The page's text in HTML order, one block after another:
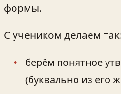
формы.
С учеником делаем так:
берём понятное
(буквально из его